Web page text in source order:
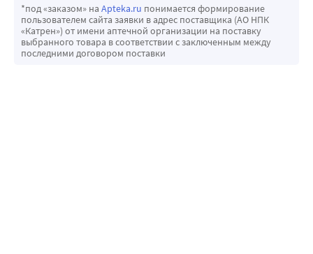
*под «заказом» на Apteka.ru понимается формирование
пользователем сайта заявки в адрес поставщика (АО НПК
«Катрен») от имени аптечной организации на поставку
выбранного товара в соответствии с заключенным между
последними договором поставки